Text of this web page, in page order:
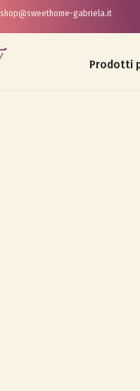
shop@sweethome-gabriela.it
Prodotti